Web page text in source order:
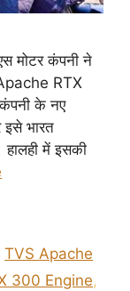
मोटर कंपनी ने
RTX
के नए
भारत
हालही में इसकी
TVS Apache
300 Engine,